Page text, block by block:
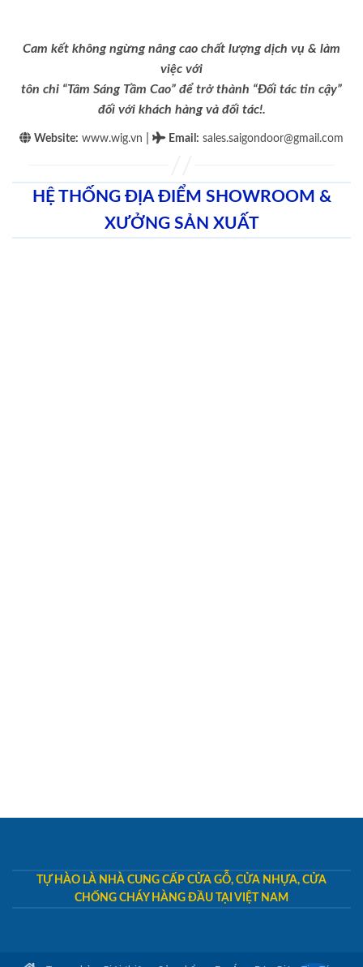
Cam kết không ngừng nâng cao chất lượng dịch vụ & làm
việc với
tôn chỉ “Tâm Sáng Tầm Cao” để trở thành “Đối tác tin cậy”
đối với khách hàng và đối tác!.
Website: www.wig.vn Email : sales.saigondoor@gmail.com
HỆ THỐNG ĐỊA ĐIỂM SHOWROOM &
XƯỞNG SẢN XUẤT
TỰ HÀO LÀ NHÀ CUNG CẤP CỬA GỖ, CỬA NHỰA, CỬA
CHỐNG CHÁY HÀNG ĐẦU TẠI VIỆT NAM